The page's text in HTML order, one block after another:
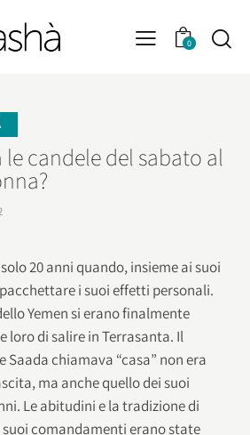
0
candele del sabato al
20 anni quando, insieme ai suoi
i suoi effetti personali.
Yemen si erano finalmente
loro di salire in Terrasanta. Il
chiamava “casa” non era
ma anche quello dei suoi
Le abitudini e la tradizione di
suoi comandamenti erano state